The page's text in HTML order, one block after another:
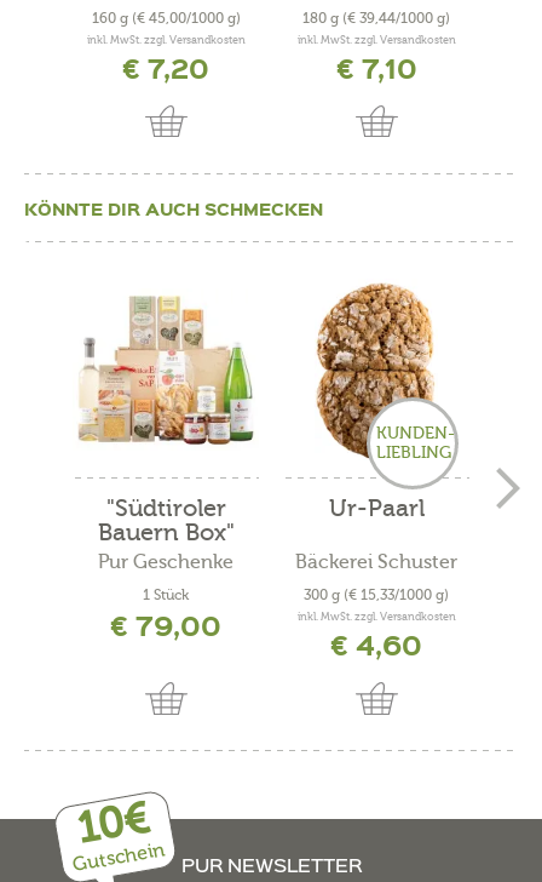
160 g (€ 45,00/1000 g)
inkl. MwSt. zzgl. Versandkosten
€ 7,20
180 g (€ 39,44/1000 g)
inkl. MwSt. zzgl. Versandkosten
€ 7,10
KÖNNTE DIR AUCH SCHMECKEN
"Südtiroler
Bauern Box"
Pur Geschenke
1 Stück
€ 79,00
KUNDEN-
LIEBLING
Ur-Paarl
Bäckerei Schuster
300 g (€ 15,33/1000 g)
inkl. MwSt. zzgl. Versandkosten
€ 4,60
10€
Gutschein
PUR NEWSLETTER